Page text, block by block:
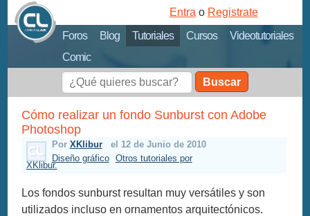
Foros Blog Tutoriales Cursos
Videotutoriales
Comic
Entra o Registrate
Buscar
Cómo realizar un fondo Sunburst con Adobe
Photoshop
Por XKlibur
el 12 de Junio de 2010
Diseño gráfico
Otros tutoriales por
XKlibur.
Los fondos sunburst resultan muy versátiles y son
utilizados incluso en ornamentos arquitectónicos.